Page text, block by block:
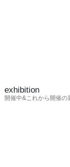
exhibition
開催中&これから開催の